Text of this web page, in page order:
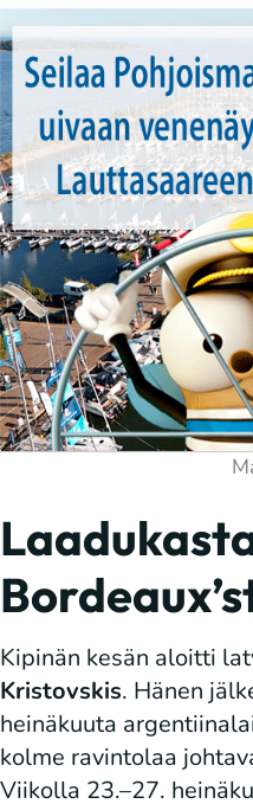
Kipinän kesän aloitti
Kristovskis. Hänen
heinäkuuta
kolme ravintolaa
Viikolla 23.–27.